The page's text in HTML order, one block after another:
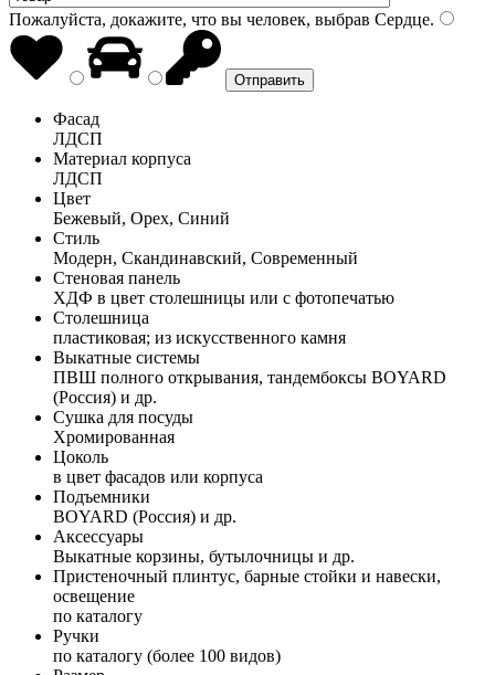
Пожалуйста, докажите, что вы человек, выбрав Сердце.
Фасад
ЛДСП
Материал корпуса
ЛДСП
Цвет
Бежевый, Орех, Синий
Стиль
Модерн, Скандинавский, Современный
Стеновая панель
ХДФ в цвет столешницы или с фотопечатью
Столешница
пластиковая; из искусственного камня
Выкатные системы
ПВШ полного открывания, тандембоксы BOYARD
(Россия) и др.
Сушка для посуды
Хромированная
Цоколь
в цвет фасадов или корпуса
Подъемники
BOYARD (Россия) и др.
Аксессуары
Выкатные корзины, бутылочницы и др.
Пристеночный плинтус, барные стойки и навески,
освещение
по каталогу
Ручки
по каталогу (более 100 видов)